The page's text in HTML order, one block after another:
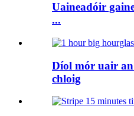
Uaineadóir
...
Díol mór uair
chloig